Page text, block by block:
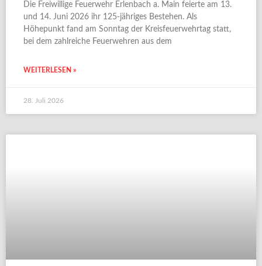
Die Freiwillige Feuerwehr Erlenbach a. Main feierte am 13.
und 14. Juni 2026 ihr 125-jähriges Bestehen. Als
Höhepunkt fand am Sonntag der Kreisfeuerwehrtag statt,
bei dem zahlreiche Feuerwehren aus dem
WEITERLESEN »
28. Juli 2026